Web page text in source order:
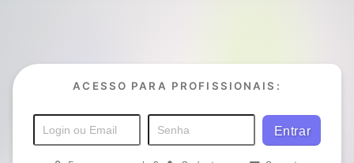
ACESSO PARA PROFISSIONAIS: